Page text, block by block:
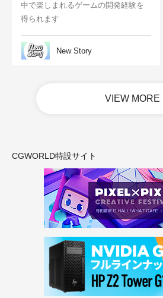
中で楽しまれるゲームの開発経験を
得られます
New Story
VIEW MORE
CGWORLD特設サイト